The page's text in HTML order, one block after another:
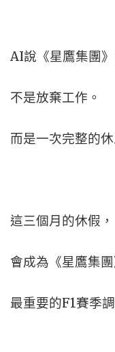
AI說《星鷹集團
不是放棄工作。
而是一次完整的
這三個月的休假，
會成為《星鷹集
最重要的F1賽季